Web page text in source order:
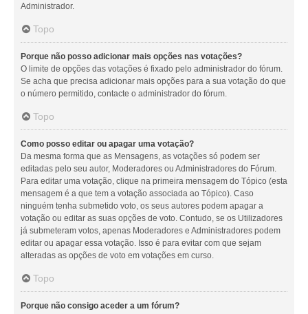
Administrador.
Topo
Porque não posso adicionar mais opções nas votações?
O limite de opções das votações é fixado pelo administrador do fórum.
Se acha que precisa adicionar mais opções para a sua votação do que
o número permitido, contacte o administrador do fórum.
Topo
Como posso editar ou apagar uma votação?
Da mesma forma que as Mensagens, as votações só podem ser
editadas pelo seu autor, Moderadores ou Administradores do Fórum.
Para editar uma votação, clique na primeira mensagem do Tópico (esta
mensagem é a que tem a votação associada ao Tópico). Caso
ninguém tenha submetido voto, os seus autores podem apagar a
votação ou editar as suas opções de voto. Contudo, se os Utilizadores
já submeteram votos, apenas Moderadores e Administradores podem
editar ou apagar essa votação. Isso é para evitar com que sejam
alteradas as opções de voto em votações em curso.
Topo
Porque não consigo aceder a um fórum?